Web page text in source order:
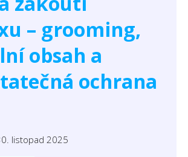
– grooming,
obsah a
ochrana
listopad 2025